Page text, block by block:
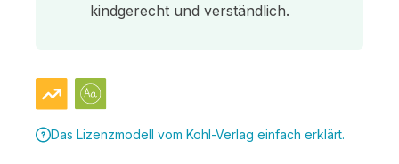
kindgerecht und verständlich.
Das Lizenzmodell vom Kohl-Verlag einfach erklärt.